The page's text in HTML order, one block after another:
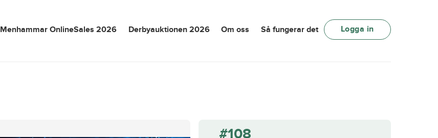
Menhammar OnlineSales 2026 Derbyauktionen 2026 Om oss Så fungerar det Logga in
#108